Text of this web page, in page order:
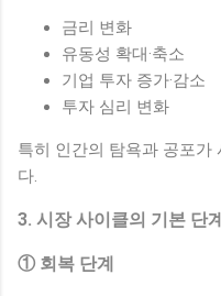
금리 변화
유동성 확대·축소
기업 투자 증가·감소
투자 심리 변화
특히 인간의 탐욕과 공포가
다.
3. 시장 사이클의 기본 단
① 회복 단계